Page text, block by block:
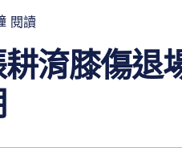
閱讀
淯膝傷退